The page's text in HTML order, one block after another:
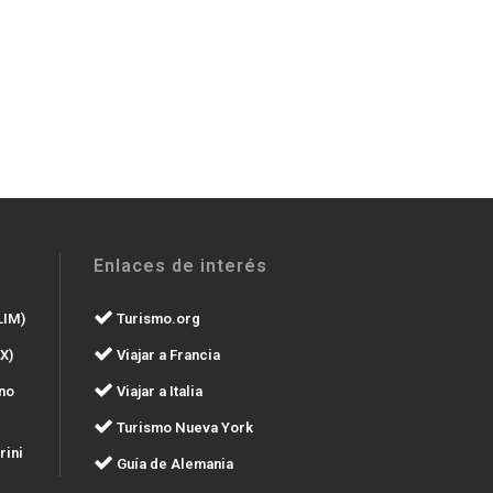
Enlaces de interés
Turismo.org
Viajar a Francia
Viajar a Italia
Turismo Nueva York
Guía de Alemania